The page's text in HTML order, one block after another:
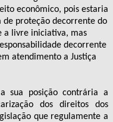
econômico, pois estaria
de proteção decorrente do
a livre iniciativa, mas
decorrente
atendimento a Justiça
sua posição contrária a
dos direitos dos
que regulamente a